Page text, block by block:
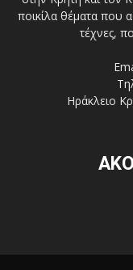
ποικίλα θέματα που
τέχνες,
Ηράκλειο